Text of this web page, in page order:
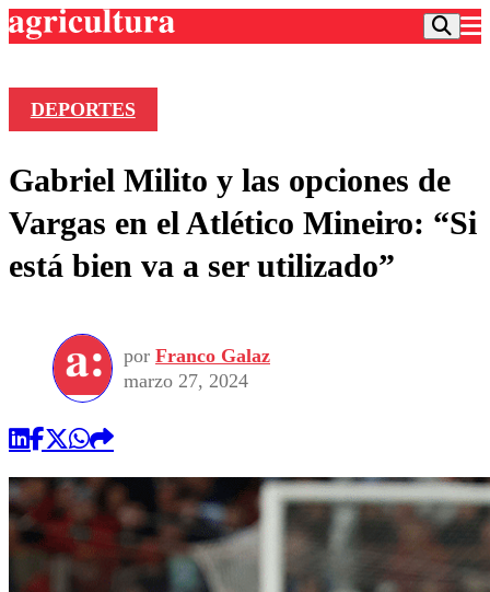
Frecuencias
Agricultura TV
Deportes
Colo Colo
Seleccion Chilena
Torneo Internacional
Universidad de Chile
Entretención
Economía
Internacional
Sustentabilidad
Publicaciones en medios
Opinión
DEPORTES
Gabriel Milito y las opciones de
Vargas en el Atlético Mineiro: “Si
está bien va a ser utilizado”
por Franco Galaz
marzo 27, 2024